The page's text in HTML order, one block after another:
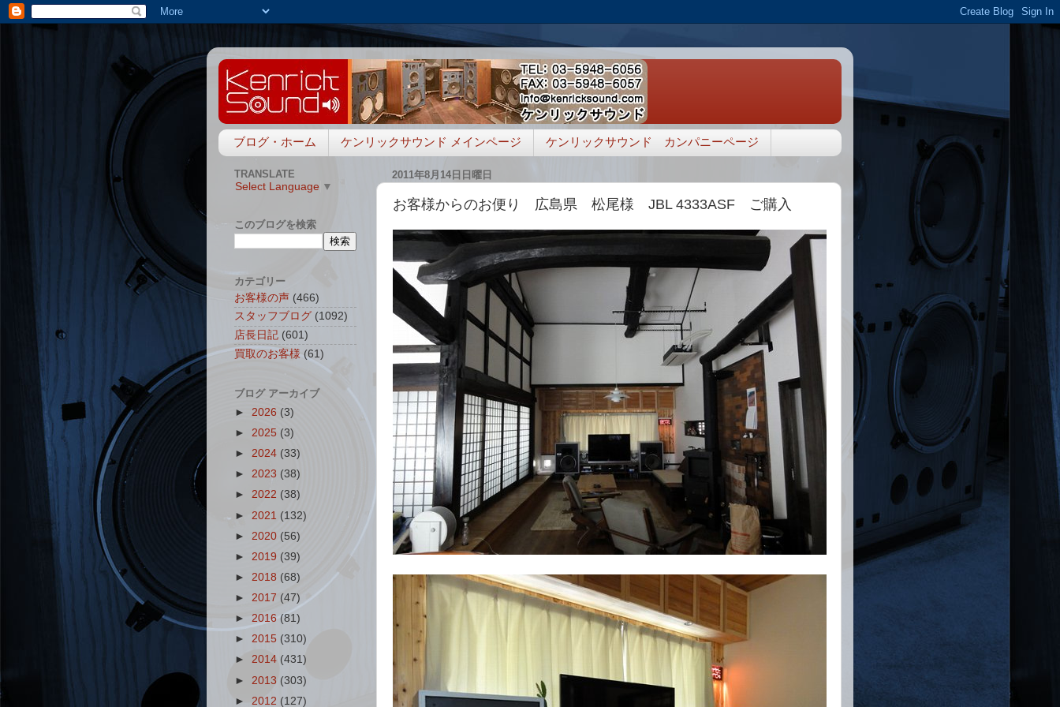
ブログ・ホーム ケンリックサウンド メインページ ケンリックサウンド カンパニーページ
2011年8月14日日曜日
お客様からのお便り 広島県 松尾様 JBL 4333ASF ご購入
TRANSLATE
Select Language ▼
このブログを検索
カテゴリー
お客様の声 (466)
スタッフブログ (1092)
店長日記 (601)
買取のお客様 (61)
ブログ アーカイブ
► 2026 (3)
► 2025 (3)
► 2024 (33)
► 2023 (38)
► 2022 (38)
► 2021 (132)
► 2020 (56)
► 2019 (39)
► 2018 (68)
► 2017 (47)
► 2016 (81)
► 2015 (310)
► 2014 (431)
► 2013 (303)
► 2012 (127)